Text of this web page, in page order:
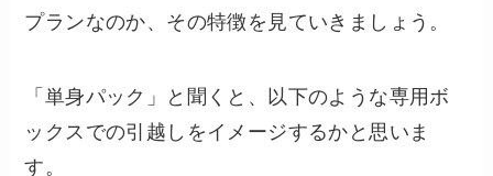
プランなのか、その特徴を見ていきましょう。
「単身パック」と聞くと、以下のような専用ボ
ックスでの引越しをイメージするかと思いま
す。